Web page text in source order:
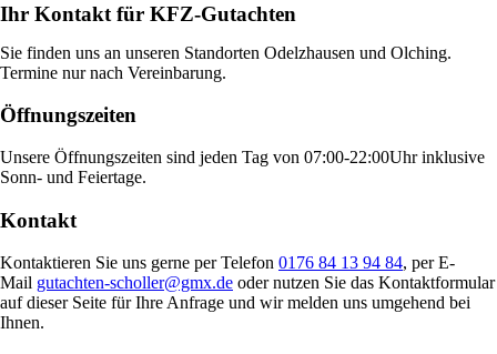
Ihr Kontakt für KFZ-Gutachten
Sie finden uns an unseren Standorten Odelzhausen und Olching.
Termine nur nach Vereinbarung.
Öffnungszeiten
Unsere Öffnungszeiten sind jeden Tag von 07:00-22:00Uhr inklusive
Sonn- und Feiertage.
Kontakt
Kontaktieren Sie uns gerne per Telefon 0176 84 13 94 84, per E-
Mail gutachten-scholler@gmx.de oder nutzen Sie das Kontaktformular
auf dieser Seite für Ihre Anfrage und wir melden uns umgehend bei
Ihnen.